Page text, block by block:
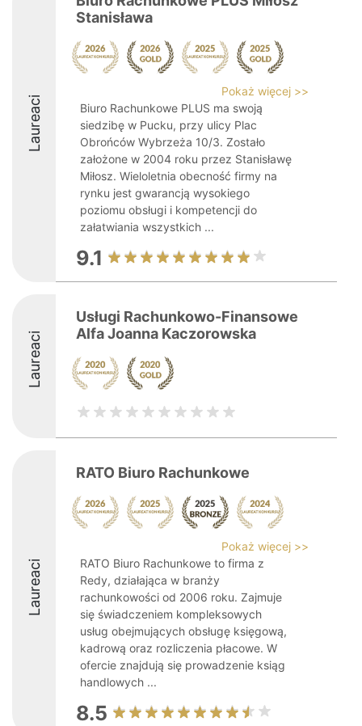
Laureaci
Stanisława
Pokaż więcej >>
Biuro Rachunkowe PLUS ma swoją
siedzibę w Pucku, przy ulicy Plac
Obrońców Wybrzeża 10/3. Zostało
założone w 2004 roku przez Stanisławę
Miłosz. Wieloletnia obecność firmy na
rynku jest gwarancją wysokiego
poziomu obsługi i kompetencji do
załatwiania wszystkich ...
9.1
Laureaci
Usługi Rachunkowo-Finansowe
Alfa Joanna Kaczorowska
Laureaci
RATO Biuro Rachunkowe
Pokaż więcej >>
RATO Biuro Rachunkowe to firma z
Redy, działająca w branży
rachunkowości od 2006 roku. Zajmuje
się świadczeniem kompleksowych
usług obejmujących obsługę księgową,
kadrową oraz rozliczenia płacowe. W
ofercie znajdują się prowadzenie ksiąg
handlowych ...
8.5